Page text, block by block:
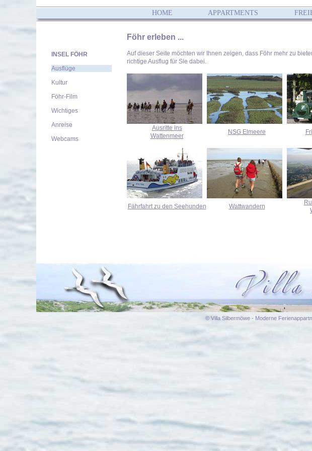
HOME APPARTMENTS
INSEL FÖHR
Ausflüge
Kultur
Föhr-Film
Wichtiges
Anreise
Webcams
Föhr erleben ...
Auf dieser Seite möchten wir Ihnen zeigen, dass Föhr mehr zu
richtige Ausflug für Sie dabei.
Ausritte ins
Wattenmeer
NSG Elmeere
Fährfahrt zu den Seehunden Wattwandern
© Villa Silbermöwe - Moderne